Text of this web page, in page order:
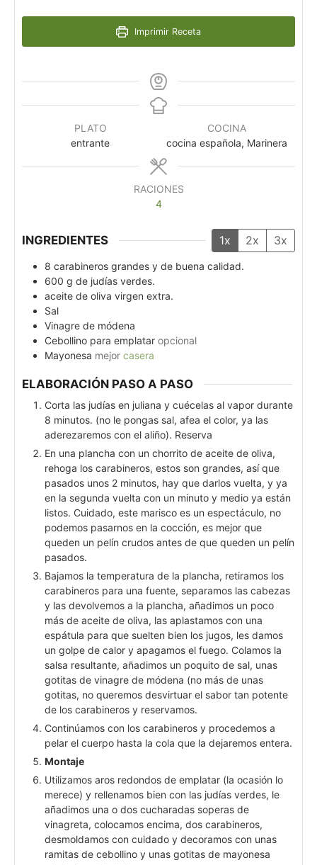
Imprimir Receta
PLATO
entrante
COCINA
cocina española, Marinera
RACIONES
4
INGREDIENTES 1x 2x 3x
8 carabineros grandes y de buena calidad.
600 g de judías verdes.
aceite de oliva virgen extra.
Sal
Vinagre de módena
Cebollino para emplatar opcional
Mayonesa mejor casera
ELABORACIÓN PASO A PASO
Corta las judías en juliana y cuécelas al vapor durante
8 minutos. (no le pongas sal, afea el color, ya las
aderezaremos con el aliño). Reserva
En una plancha con un chorrito de aceite de oliva,
rehoga los carabineros, estos son grandes, así que
pasados unos 2 minutos, hay que darlos vuelta, y ya
en la segunda vuelta con un minuto y medio ya están
listos. Cuidado, este marisco es un espectáculo, no
podemos pasarnos en la cocción, es mejor que
queden un pelín crudos antes de que queden un pelín
pasados.
Bajamos la temperatura de la plancha, retiramos los
carabineros para una fuente, separamos las cabezas
y las devolvemos a la plancha, añadimos un poco
más de aceite de oliva, las aplastamos con una
espátula para que suelten bien los jugos, les damos
un golpe de calor y apagamos el fuego. Colamos la
salsa resultante, añadimos un poquito de sal, unas
gotitas de vinagre de módena (no más de unas
gotitas, no queremos desvirtuar el sabor tan potente
de los carabineros y reservamos.
Continúamos con los carabineros y procedemos a
pelar el cuerpo hasta la cola que la dejaremos entera.
Montaje
Utilizamos aros redondos de emplatar (la ocasión lo
merece) y rellenamos bien con las judías verdes, le
añadimos una o dos cucharadas soperas de
vinagreta, colocamos encima, dos carabineros,
desmoldamos con cuidado y decoramos con unas
ramitas de cebollino y unas gotitas de mayonesa